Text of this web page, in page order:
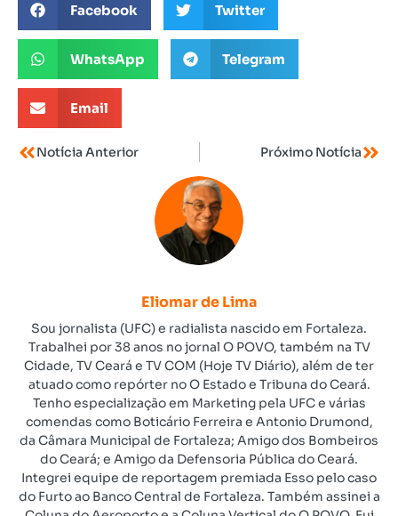
Facebook Twitter
WhatsApp Telegram
Email
Notícia Anterior Próximo Notícia
Eliomar de Lima
Sou jornalista (UFC) e radialista nascido em Fortaleza.
Trabalhei por 38 anos no jornal O POVO, também na TV
Cidade, TV Ceará e TV COM (Hoje TV Diário), além de ter
atuado como repórter no O Estado e Tribuna do Ceará.
Tenho especialização em Marketing pela UFC e várias
comendas como Boticário Ferreira e Antonio Drumond,
da Câmara Municipal de Fortaleza; Amigo dos Bombeiros
do Ceará; e Amigo da Defensoria Pública do Ceará.
Integrei equipe de reportagem premiada Esso pelo caso
do Furto ao Banco Central de Fortaleza. Também assinei a